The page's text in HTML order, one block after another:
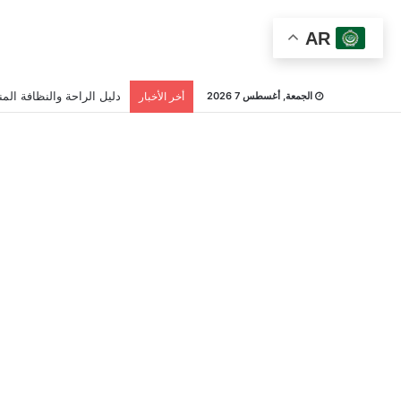
الجمعة, أغسطس 7 2026 أخر الأخبار دليل الراحة والنظافة
AR